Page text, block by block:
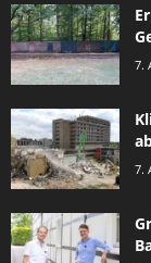
7.
7.